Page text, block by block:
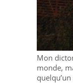
Mon
monde,
quelqu’un